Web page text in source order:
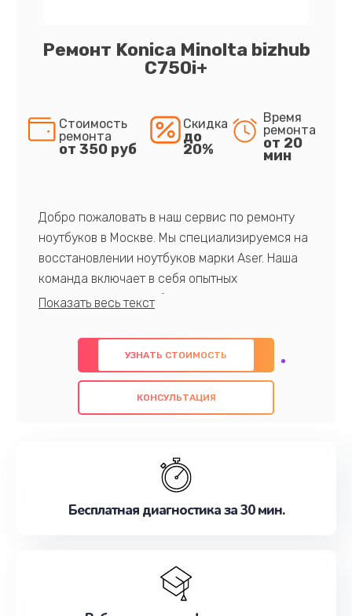
Ремонт Konica Minolta bizhub
C750i+
Стоимость
ремонта
от 350 руб
Скидка
до
20%
Время
ремонта
от 20
мин
Добро пожаловать в наш сервис по ремонту
ноутбуков в Москве. Мы специализируемся на
восстановлении ноутбуков марки Aser. Наша
команда включает в себя опытных
профессионалов с обширными знаниями и
предлагаем быстрый и качественный ремонт с
использованием оригинальных компонентов, а
также гарантируем качество всех
проведенных работ. Наша цель - предоставить
наилучшим образом. Не медлите записаться на
УЗНАТЬ СТОИМОСТЬ
КОНСУЛЬТАЦИЯ
Бесплатная диагностика за 30 мин.